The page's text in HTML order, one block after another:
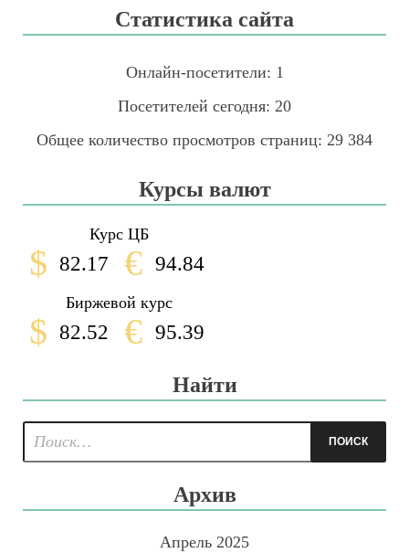
Статистика сайта
Онлайн-посетители: 1
Посетителей сегодня: 20
Общее количество просмотров страниц: 29 384
Курсы валют
Курс ЦБ
$ 82.17 € 94.84
Биржевой курс
$ 82.52 € 95.39
Найти
Архив
Апрель 2025